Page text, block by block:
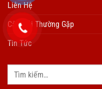
Liên Hệ
Câu Hỏi Thường Gặp
Tin Tức